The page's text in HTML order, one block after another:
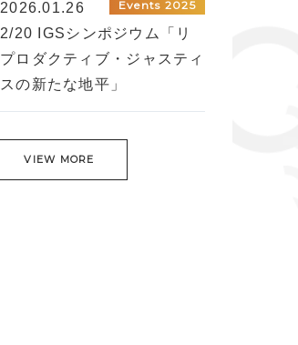
2026.01.26 Events 2025
2/20 IGSシンポジウム「リ
プロダクティブ・ジャスティ
スの新たな地平」
VIEW MORE